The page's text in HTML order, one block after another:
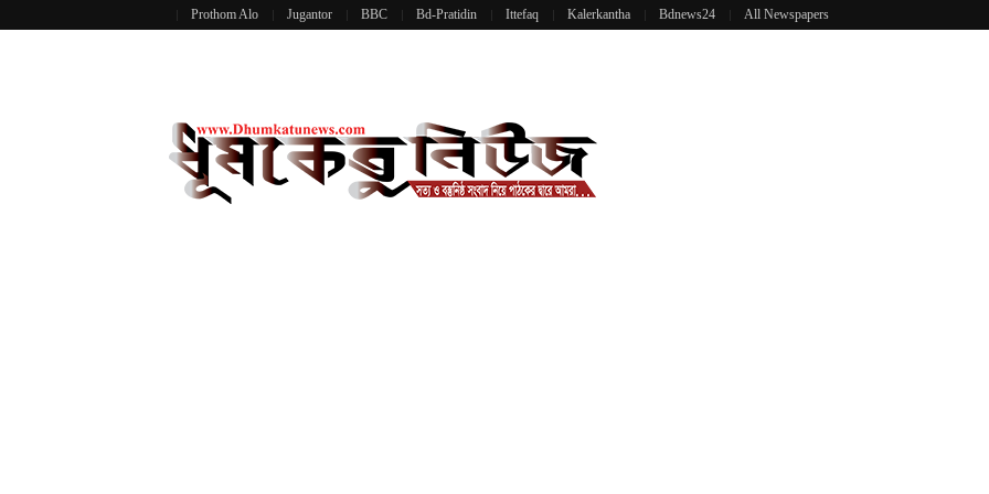
Prothom Alo Jugantor BBC Bd-Pratidin Ittefaq Kalerkantha Bdnews24 All Newspapers